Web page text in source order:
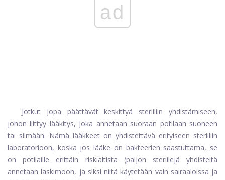
ad
Jotkut jopa päättävät keskittyä steriiliin yhdistämiseen,
johon liittyy lääkitys, joka annetaan suoraan potilaan suoneen
tai silmään. Nämä lääkkeet on yhdistettävä erityiseen steriiliin
laboratorioon, koska jos lääke on bakteerien saastuttama, se
on potilaille erittäin riskialtista (paljon steriilejä yhdisteitä
annetaan laskimoon, ja siksi niitä käytetään vain sairaaloissa ja